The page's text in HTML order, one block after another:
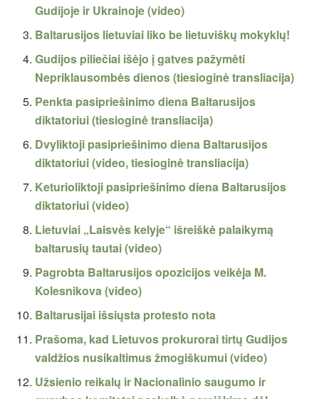
Gudijoje ir Ukrainoje (video)
Baltarusijos lietuviai liko be lietuviškų mokyklų!
Gudijos piliečiai išėjo į gatves pažymėti
Nepriklausombės dienos (tiesioginė transliacija)
Penkta pasipriešinimo diena Baltarusijos
diktatoriui (tiesioginė transliacija)
Dvyliktoji pasipriešinimo diena Baltarusijos
diktatoriui (video, tiesioginė transliacija)
Keturioliktoji pasipriešinimo diena Baltarusijos
diktatoriui (video)
Lietuviai „Laisvės kelyje“ išreiškė palaikymą
baltarusių tautai (video)
Pagrobta Baltarusijos opozicijos veikėja M.
Kolesnikova (video)
Baltarusijai išsiųsta protesto nota
Prašoma, kad Lietuvos prokurorai tirtų Gudijos
valdžios nusikaltimus žmogiškumui (video)
Užsienio reikalų ir Nacionalinio saugumo ir